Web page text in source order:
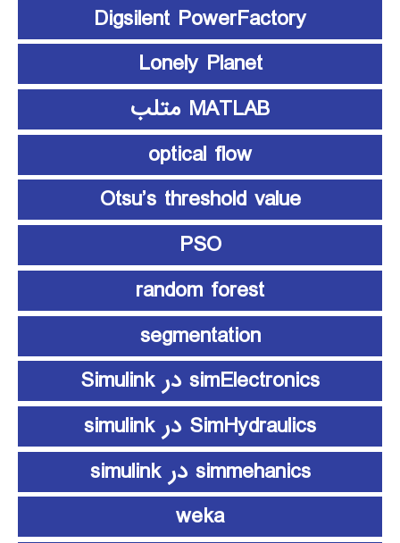
Digsilent PowerFactory
Lonely Planet
MATLAB متلب
optical flow
Otsu’s threshold value
PSO
random forest
segmentation
simElectronics در Simulink
SimHydraulics در simulink
simmehanics در simulink
weka